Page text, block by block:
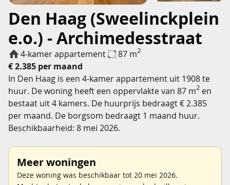
Den Haag (Sweelinckplein
e.o.) - Archimedesstraat
4-kamer appartement 87 m2
€ 2.385 per maand
In Den Haag is een 4-kamer appartement uit 1908 te
huur. De woning heeft een oppervlakte van 87 m2 en
bestaat uit 4 kamers. De huurprijs bedraagt € 2.385
per maand. De borgsom bedraagt 1 maand huur.
Beschikbaarheid: 8 mei 2026.
Meer woningen
Deze woning was beschikbaar tot 20 mei 2026.